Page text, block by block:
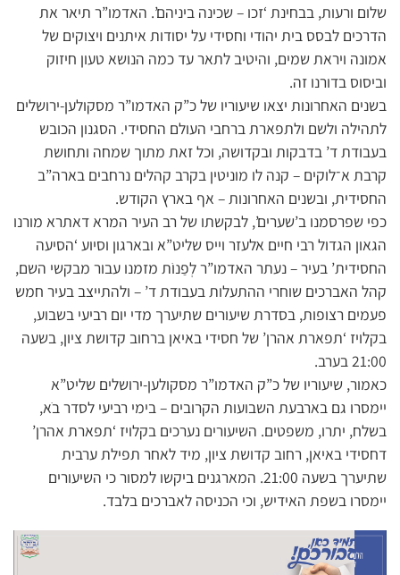
שלום ורעות, בבחינת ‘זכו – שכינה ביניהם’. האדמו”ר תיאר את
הדרכים לבסס בית יהודי וחסידי על יסודות איתנים ויצוקים של
אמונה ויראת שמים, והיטיב לתאר עד כמה הנושא טעון חיזוק
וביסוס בדורנו זה.
בשנים האחרונות יצאו שיעוריו של כ”ק האדמו”ר מסקולען-ירושלים
לתהילה ולשם ולתפארת ברחבי העולם החסידי. הסגנון הכובש
בעבודת ד’ בדבקות ובקדושה, וכל זאת מתוך שמחה ותחושת
קרבת א־לוקים – קנה לו מוניטין בקרב קהלים נרחבים בארה”ב
החסידית, ובשנים האחרונות – אף בארץ הקודש.
כפי שפרסמנו ב’שערים’, לבקשתו של רב העיר המרא דאתרא מורנו
הגאון הגדול רבי חיים אלעזר וייס שליט”א ובארגון וסיוע ‘הסיעה
החסידית’ בעיר – נעתר האדמו”ר לְפַנוֹת מזמנו עבור מבקשי השם,
קהל האברכים שוחרי ההתעלות בעבודת ד’ – ולהתייצב בעיר חמש
פעמים רצופות, בסדרת שיעורים שתיערך מדי יום רביעי בשבוע,
בקלויז ‘תפארת אהרן’ של חסידי באיאן ברחוב קדושת ציון, בשעה
21:00 בערב.
כאמור, שיעוריו של כ”ק האדמו”ר מסקולען-ירושלים שליט”א
יימסרו גם בארבעת השבועות הקרובים – בימי רביעי לסדר בֹא,
בשלח, יתרו, משפטים. השיעורים נערכים בקלויז ‘תפארת אהרן’
דחסידי באיאן, רחוב קדושת ציון, מיד לאחר תפילת ערבית
שתיערך בשעה 21:00. המארגנים ביקשו למסור כי השיעורים
יימסרו בשפת האידיש, וכי הכניסה לאברכים בלבד.